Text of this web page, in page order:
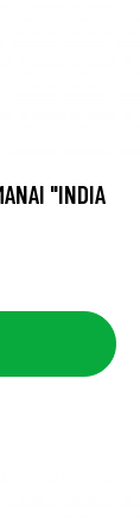
"INDIA